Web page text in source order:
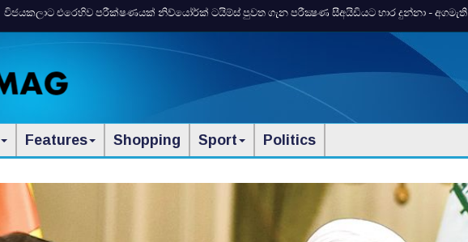
විජයකලාට එරෙහිව පරීක්‌ෂණයක්‌ නිව්යෝර්ක්‌ ටයිම්ස්‌ පුවත ගැන පරීක්‍ෂණ සීඅයිඩියට භාර දුන්නා - අගමැති
Features Shopping Sport Politics